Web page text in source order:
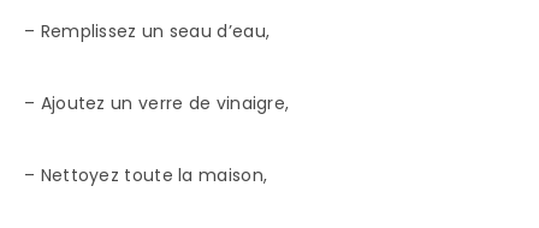
– Remplissez un seau d’eau,
– Ajoutez un verre de vinaigre,
– Nettoyez toute la maison,